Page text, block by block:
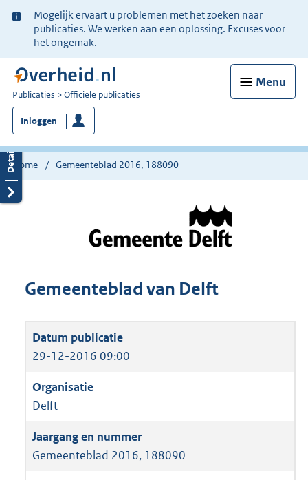
Ter
informatie:
Mogelijk ervaart u problemen met het zoeken naar
publicaties. We werken aan een oplossing. Excuses voor
het ongemak.
Menu
U
bent
nu
hier:
Publicaties Officiële publicaties
Inloggen
Home Gemeenteblad 2016, 188090
Gemeenteblad van Delft
29-12-2016 09:00
Delft
Gemeenteblad 2016, 188090